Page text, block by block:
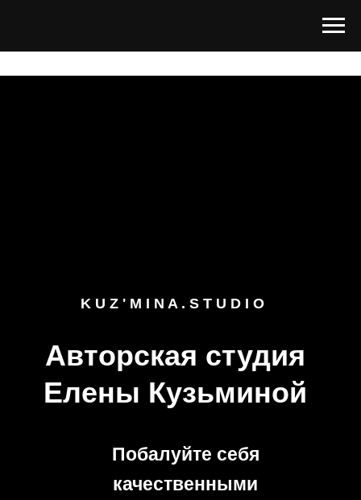
Авторская студия
Елены Кузьминой
Побалуйте себя
качественными
K U Z ' M I N A . S T U D I O